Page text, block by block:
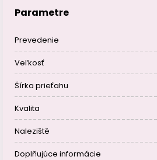
Parametre
Prevedenie
Veľkosť
Šírka prieťahu
Kvalita
Naleziště
Doplňujúce informácie